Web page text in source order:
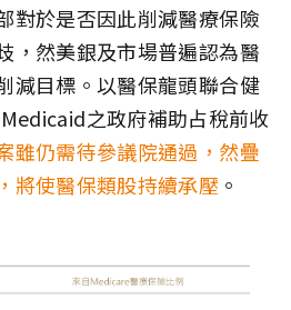
對於是否因此削減醫療保險
，然美銀及市場普遍認為醫
減目標。以醫保龍頭聯合健
之政府補助占稅前收
雖仍需待參議院通過，然疊
將使醫保類股持續承壓 。